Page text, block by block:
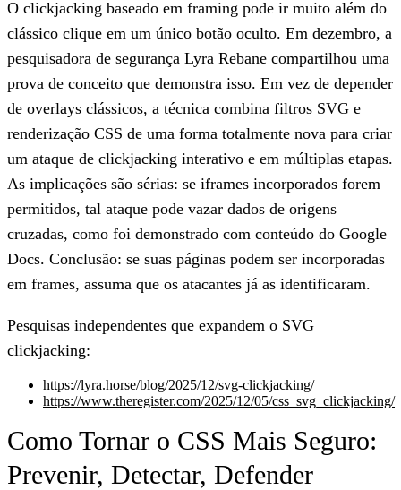
O clickjacking baseado em framing pode ir muito além do
clássico clique em um único botão oculto. Em dezembro, a
pesquisadora de segurança Lyra Rebane compartilhou uma
prova de conceito que demonstra isso. Em vez de depender
de overlays clássicos, a técnica combina filtros SVG e
renderização CSS de uma forma totalmente nova para criar
um ataque de clickjacking interativo e em múltiplas etapas.
As implicações são sérias: se iframes incorporados forem
permitidos, tal ataque pode vazar dados de origens
cruzadas, como foi demonstrado com conteúdo do Google
Docs. Conclusão: se suas páginas podem ser incorporadas
em frames, assuma que os atacantes já as identificaram.
Pesquisas independentes que expandem o SVG
clickjacking:
https://lyra.horse/blog/2025/12/svg-clickjacking/
https://www.theregister.com/2025/12/05/css_svg_clickjacking/
Como Tornar o CSS Mais Seguro:
Prevenir, Detectar, Defender